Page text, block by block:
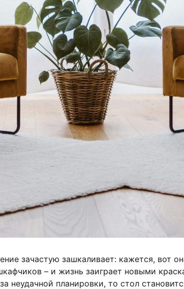
зачастую зашкаливает: кажется, вот
– и жизнь заиграет новыми
неудачной планировки, то стол